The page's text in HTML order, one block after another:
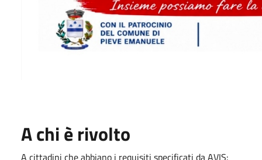
A chi è rivolto
A cittadini che abbiano i requisiti specificati da AVIS: